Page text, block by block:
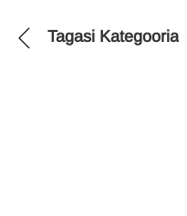
Tagasi Kategooria